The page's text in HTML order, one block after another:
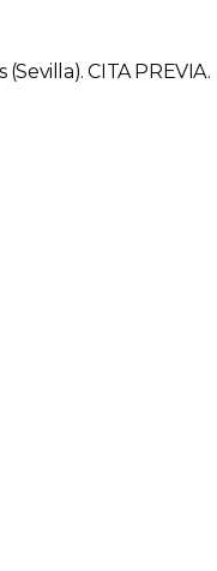
(Sevilla). CITA PREVIA.